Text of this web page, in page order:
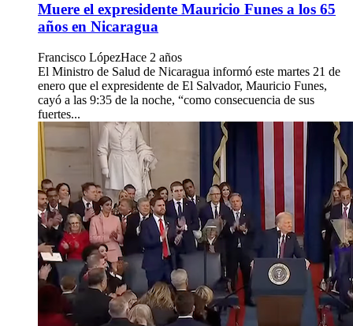
Muere el expresidente Mauricio Funes a los 65
años en Nicaragua
Francisco LópezHace 2 años
El Ministro de Salud de Nicaragua informó este martes 21 de
enero que el expresidente de El Salvador, Mauricio Funes,
cayó a las 9:35 de la noche, “como consecuencia de sus
fuertes...